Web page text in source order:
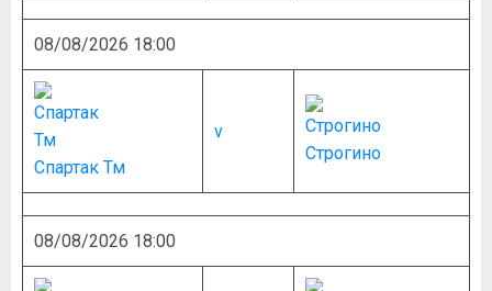
08/08/2026 18:00
Спартак Тм
v
Строгино
08/08/2026 18:00